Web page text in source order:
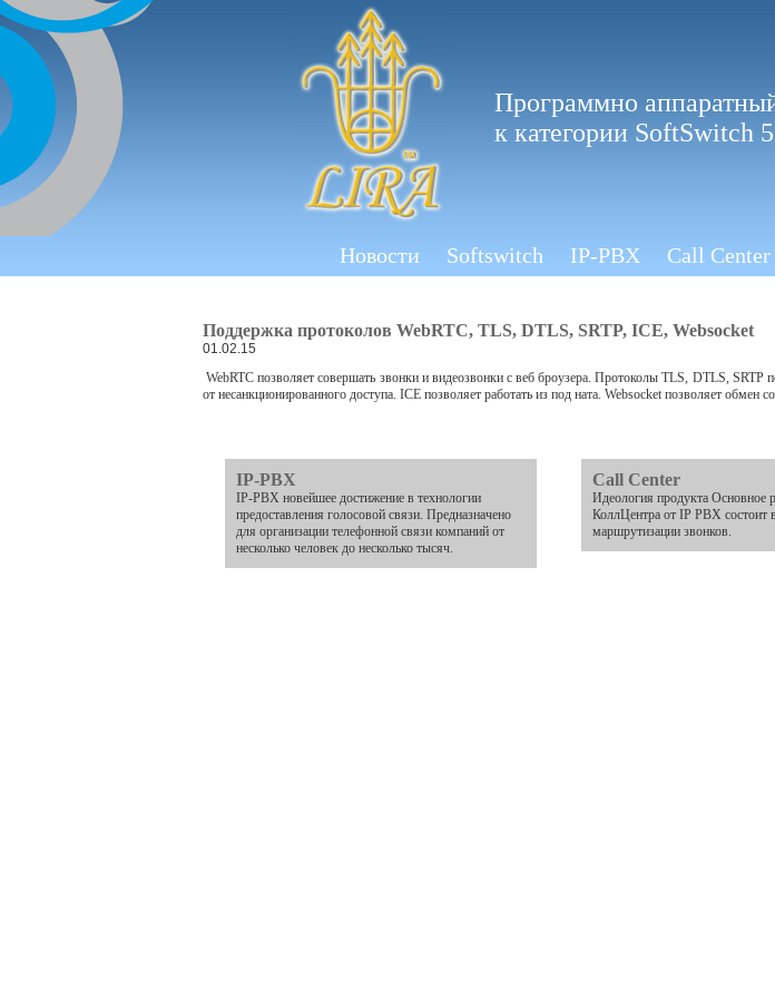
Программно
к категории SoftSwitch
Новости Softswitch IP-PBX Call Center
Поддержка протоколов WebRTC, TLS, DTLS, SRTP, ICE, Websocket
01.02.15
WebRTC позволяет совершать звонки и видеозвонки с веб броузера. Протоколы TLS, DTLS, SRTP
от несанкционированного доступа. ICE позволяет работать из под ната. Websocket позволяет обмен
IP-PBX
IP-PBX новейшее достижение в технологии
предоставления голосовой связи. Предназначено
для организации телефонной связи компаний от
несколько человек до несколько тысяч.
Call Center
Идеология продукта Основное
КоллЦентра от IP PBX состоит
маршрутизации звонков.